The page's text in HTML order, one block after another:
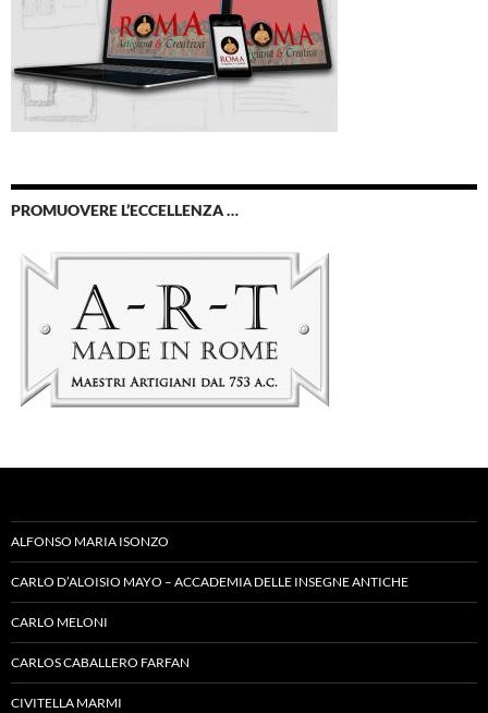
PROMUOVERE L’ECCELLENZA …
ALFONSO MARIA ISONZO
CARLO D’ALOISIO MAYO – ACCADEMIA DELLE INSEGNE ANTICHE
CARLO MELONI
CARLOS CABALLERO FARFAN
CIVITELLA MARMI